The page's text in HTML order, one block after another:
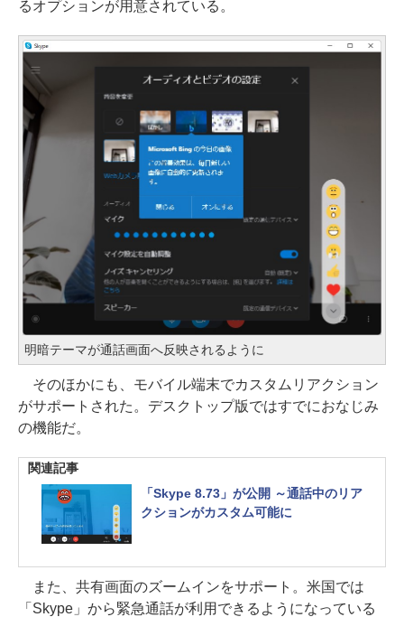
るオプションが用意されている。
明暗テーマが通話画面へ反映されるように
そのほかにも、モバイル端末でカスタムリアクション
がサポートされた。デスクトップ版ではすでにおなじみ
の機能だ。
関連記事
「Skype 8.73」が公開 ～通話中のリア
クションがカスタム可能に
また、共有画面のズームインをサポート。米国では
「Skype」から緊急通話が利用できるようになっている